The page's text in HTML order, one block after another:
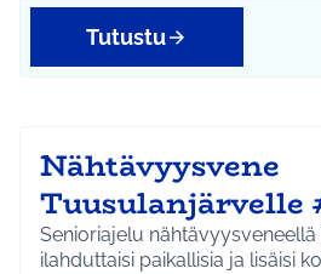
Tutustu
Nähtävyysvene
Tuusulanjärvelle
Senioriajelu
ilahduttaisi paikallisia ja lisäisi